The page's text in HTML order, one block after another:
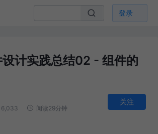
登录
计实践总结02 - 组件的
阅读29分钟
关注